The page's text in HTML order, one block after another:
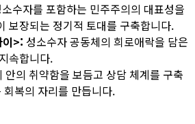
수자를 포함하는 민주주의의 대표성을
보장되는 정기적 토대를 구축합니다.
이>: 성소수자 공동체의 희로애락을 담은
속합니다.
안의 취약함을 보듬고 상담 체계를 구축
복의 자리를 만듭니다.